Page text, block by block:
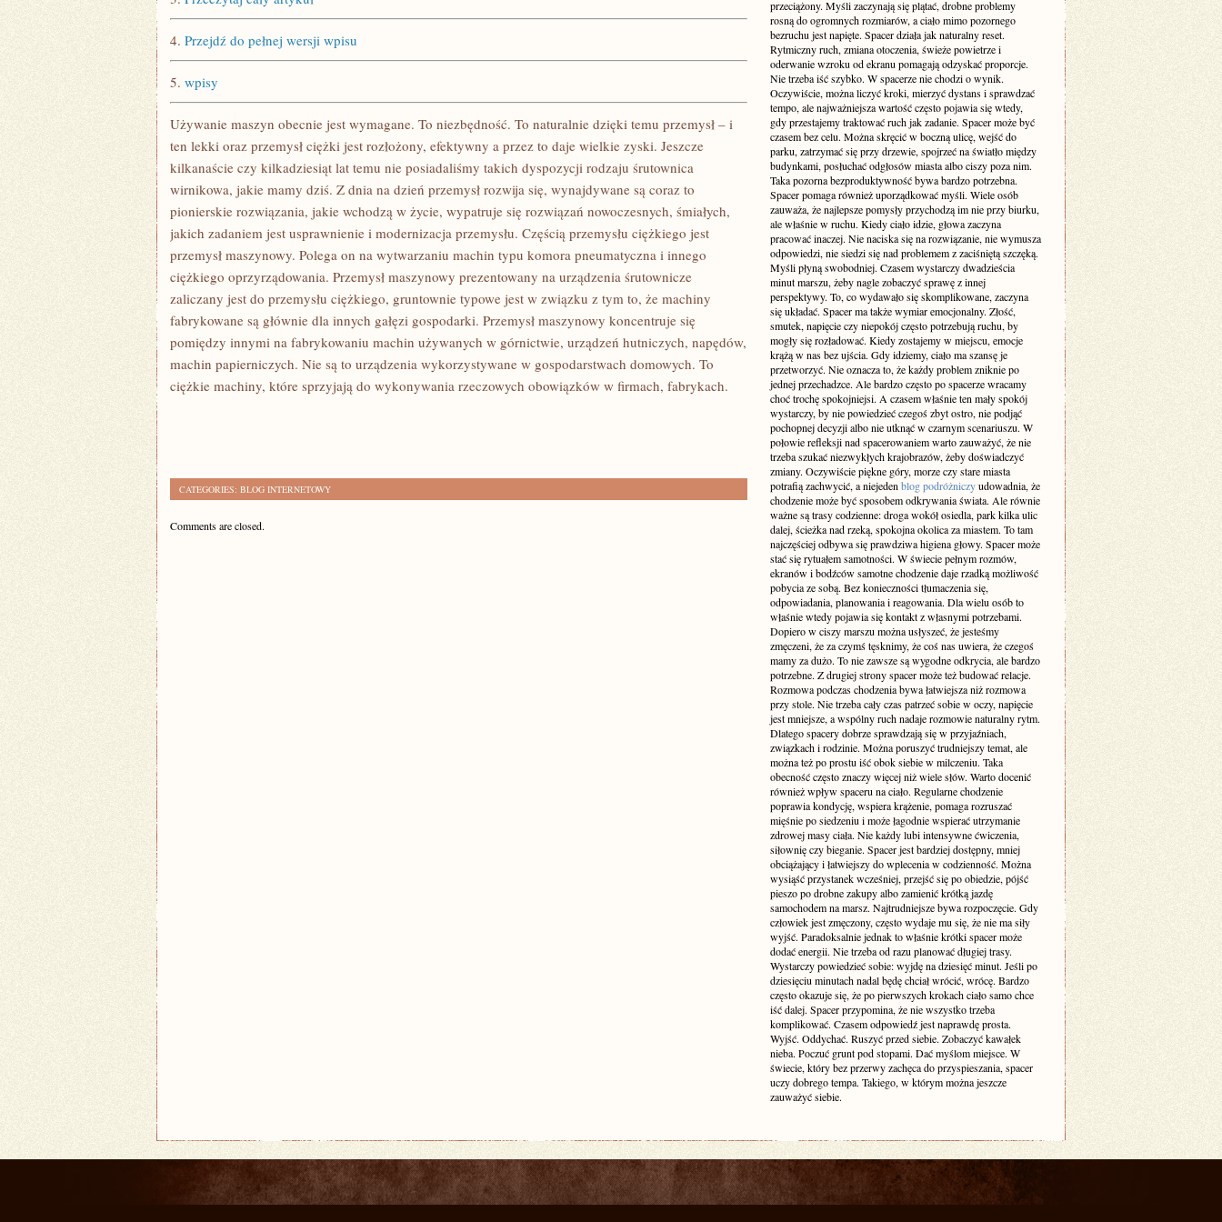
4. Przejdź do pełnej wersji wpisu
5. wpisy
Używanie maszyn obecnie jest wymagane. To niezbędność. To naturalnie dzięki temu przemysł – i
ten lekki oraz przemysł ciężki jest rozłożony, efektywny a przez to daje wielkie zyski. Jeszcze
kilkanaście czy kilkadziesiąt lat temu nie posiadaliśmy takich dyspozycji rodzaju śrutownica
wirnikowa, jakie mamy dziś. Z dnia na dzień przemysł rozwija się, wynajdywane są coraz to
pionierskie rozwiązania, jakie wchodzą w życie, wypatruje się rozwiązań nowoczesnych, śmiałych,
jakich zadaniem jest usprawnienie i modernizacja przemysłu. Częścią przemysłu ciężkiego jest
przemysł maszynowy. Polega on na wytwarzaniu machin typu komora pneumatyczna i innego
ciężkiego oprzyrządowania. Przemysł maszynowy prezentowany na urządzenia śrutownicze
zaliczany jest do przemysłu ciężkiego, gruntownie typowe jest w związku z tym to, że machiny
fabrykowane są głównie dla innych gałęzi gospodarki. Przemysł maszynowy koncentruje się
pomiędzy innymi na fabrykowaniu machin używanych w górnictwie, urządzeń hutniczych, napędów,
machin papierniczych. Nie są to urządzenia wykorzystywane w gospodarstwach domowych. To
ciężkie machiny, które sprzyjają do wykonywania rzeczowych obowiązków w firmach, fabrykach.
CATEGORIES: BLOG INTERNETOWY
Comments are closed.
przeciążony. Myśli zaczynają się plątać, drobne problemy
rosną do ogromnych rozmiarów, a ciało mimo pozornego
bezruchu jest napięte. Spacer działa jak naturalny reset.
Rytmiczny ruch, zmiana otoczenia, świeże powietrze i
oderwanie wzroku od ekranu pomagają odzyskać proporcje.
Nie trzeba iść szybko. W spacerze nie chodzi o wynik.
Oczywiście, można liczyć kroki, mierzyć dystans i sprawdzać
tempo, ale najważniejsza wartość często pojawia się wtedy,
gdy przestajemy traktować ruch jak zadanie. Spacer może być
czasem bez celu. Można skręcić w boczną ulicę, wejść do
parku, zatrzymać się przy drzewie, spojrzeć na światło między
budynkami, posłuchać odgłosów miasta albo ciszy poza nim.
Taka pozorna bezproduktywność bywa bardzo potrzebna.
Spacer pomaga również uporządkować myśli. Wiele osób
zauważa, że najlepsze pomysły przychodzą im nie przy biurku,
ale właśnie w ruchu. Kiedy ciało idzie, głowa zaczyna
pracować inaczej. Nie naciska się na rozwiązanie, nie wymusza
odpowiedzi, nie siedzi się nad problemem z zaciśniętą szczęką.
Myśli płyną swobodniej. Czasem wystarczy dwadzieścia
minut marszu, żeby nagle zobaczyć sprawę z innej
perspektywy. To, co wydawało się skomplikowane, zaczyna
się układać. Spacer ma także wymiar emocjonalny. Złość,
smutek, napięcie czy niepokój często potrzebują ruchu, by
mogły się rozładować. Kiedy zostajemy w miejscu, emocje
krążą w nas bez ujścia. Gdy idziemy, ciało ma szansę je
przetworzyć. Nie oznacza to, że każdy problem zniknie po
jednej przechadzce. Ale bardzo często po spacerze wracamy
choć trochę spokojniejsi. A czasem właśnie ten mały spokój
wystarczy, by nie powiedzieć czegoś zbyt ostro, nie podjąć
pochopnej decyzji albo nie utknąć w czarnym scenariuszu. W
połowie refleksji nad spacerowaniem warto zauważyć, że nie
trzeba szukać niezwykłych krajobrazów, żeby doświadczyć
zmiany. Oczywiście piękne góry, morze czy stare miasta
potrafią zachwycić, a niejeden blog podróżniczyudowadnia, że
chodzenie może być sposobem odkrywania świata. Ale równie
ważne są trasy codzienne: droga wokół osiedla, park kilka ulic
dalej, ścieżka nad rzeką, spokojna okolica za miastem. To tam
najczęściej odbywa się prawdziwa higiena głowy. Spacer może
stać się rytuałem samotności. W świecie pełnym rozmów,
ekranów i bodźców samotne chodzenie daje rzadką możliwość
pobycia ze sobą. Bez konieczności tłumaczenia się,
odpowiadania, planowania i reagowania. Dla wielu osób to
właśnie wtedy pojawia się kontakt z własnymi potrzebami.
Dopiero w ciszy marszu można usłyszeć, że jesteśmy
zmęczeni, że za czymś tęsknimy, że coś nas uwiera, że czegoś
mamy za dużo. To nie zawsze są wygodne odkrycia, ale bardzo
potrzebne. Z drugiej strony spacer może też budować relacje.
Rozmowa podczas chodzenia bywa łatwiejsza niż rozmowa
przy stole. Nie trzeba cały czas patrzeć sobie w oczy, napięcie
jest mniejsze, a wspólny ruch nadaje rozmowie naturalny rytm.
Dlatego spacery dobrze sprawdzają się w przyjaźniach,
związkach i rodzinie. Można poruszyć trudniejszy temat, ale
można też po prostu iść obok siebie w milczeniu. Taka
obecność często znaczy więcej niż wiele słów. Warto docenić
również wpływ spaceru na ciało. Regularne chodzenie
poprawia kondycję, wspiera krążenie, pomaga rozruszać
mięśnie po siedzeniu i może łagodnie wspierać utrzymanie
zdrowej masy ciała. Nie każdy lubi intensywne ćwiczenia,
siłownię czy bieganie. Spacer jest bardziej dostępny, mniej
obciążający i łatwiejszy do wplecenia w codzienność. Można
wysiąść przystanek wcześniej, przejść się po obiedzie, pójść
pieszo po drobne zakupy albo zamienić krótką jazdę
samochodem na marsz. Najtrudniejsze bywa rozpoczęcie. Gdy
człowiek jest zmęczony, często wydaje mu się, że nie ma siły
wyjść. Paradoksalnie jednak to właśnie krótki spacer może
dodać energii. Nie trzeba od razu planować długiej trasy.
Wystarczy powiedzieć sobie: wyjdę na dziesięć minut. Jeśli po
dziesięciu minutach nadal będę chciał wrócić, wrócę. Bardzo
często okazuje się, że po pierwszych krokach ciało samo chce
iść dalej. Spacer przypomina, że nie wszystko trzeba
komplikować. Czasem odpowiedź jest naprawdę prosta.
Wyjść. Oddychać. Ruszyć przed siebie. Zobaczyć kawałek
nieba. Poczuć grunt pod stopami. Dać myślom miejsce. W
świecie, który bez przerwy zachęca do przyspieszania, spacer
uczy dobrego tempa. Takiego, w którym można jeszcze
zauważyć siebie.